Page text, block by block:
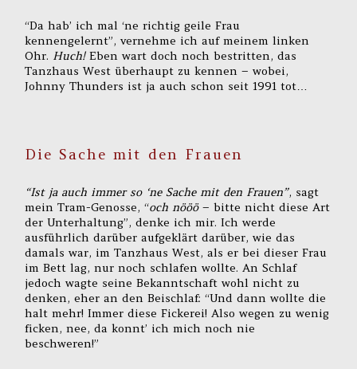
“Da hab’ ich mal ‘ne richtig geile Frau
kennengelernt”, vernehme ich auf meinem linken
Ohr. Huch!Eben wart doch noch bestritten, das
Tanzhaus West überhaupt zu kennen – wobei,
Johnny Thunders ist ja auch schon seit 1991 tot…
Die Sache mit den Frauen
“Ist ja auch immer so ‘ne Sache mit den Frauen”, sagt
mein Tram-Genosse, “och nööö– bitte nicht diese Art
der Unterhaltung”, denke ich mir. Ich werde
ausführlich darüber aufgeklärt darüber, wie das
damals war, im Tanzhaus West, als er bei dieser Frau
im Bett lag, nur noch schlafen wollte. An Schlaf
jedoch wagte seine Bekanntschaft wohl nicht zu
denken, eher an den Beischlaf: “Und dann wollte die
halt mehr! Immer diese Fickerei! Also wegen zu wenig
ficken, nee, da konnt’ ich mich noch nie
beschweren!”